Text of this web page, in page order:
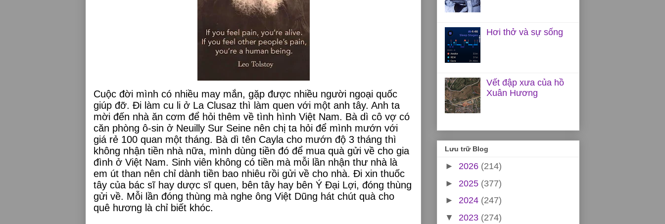
Cuộc đời mình có nhiều may mắn, gặp được nhiều người ngoại quốc
giúp đỡ. Đi làm cu li ở La Clusaz thì làm quen với một anh tây. Anh ta
mời đến nhà ăn cơm để hỏi thêm về tình hình Việt Nam. Bà dì cô vợ có
căn phòng ô-sin ở Neuilly Sur Seine nên chị ta hỏi để mình mướn với
giá rẻ 100 quan một tháng. Bà dì tên Cayla cho mướn độ 3 tháng thì
không nhận tiền nhà nữa, mình dùng tiền đó để mua quà gửi về cho gia
đình ở Việt Nam. Sinh viên không có tiền mà mỗi lần nhận thư nhà là
em út than nên chỉ dành tiền bao nhiêu rồi gửi về cho nhà. Đi xin thuốc
tây của bác sĩ hay dược sĩ quen, bên tây hay bên Ý Đại Lợi, đóng thùng
gửi về. Mỗi lần đóng thùng mà nghe ông Việt Dũng hát chút quà cho
quê hương là chỉ biết khóc.
Hơi thở và sự sống
Vết đập xưa của hồ
Xuân Hương
Lưu trữ Blog
► 2026 (214)
► 2025 (377)
► 2024 (247)
▼ 2023 (274)